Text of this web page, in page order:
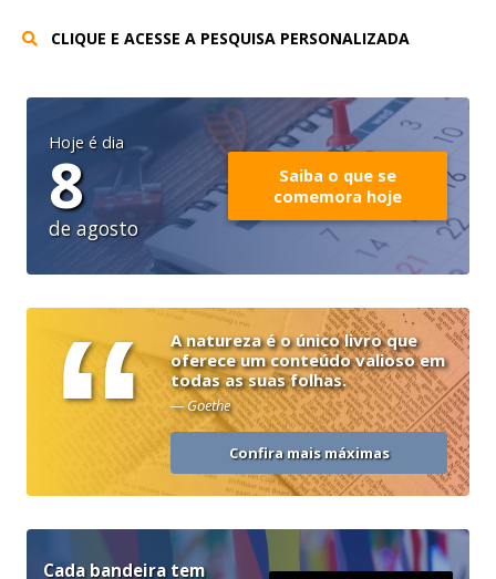
CLIQUE E ACESSE A PESQUISA PERSONALIZADA
Hoje é dia
8
de agosto
Saiba o que se
comemora hoje
“
A natureza é o único livro que
oferece um conteúdo valioso em
todas as suas folhas.
— Goethe
Confira mais máximas
Cada bandeira tem